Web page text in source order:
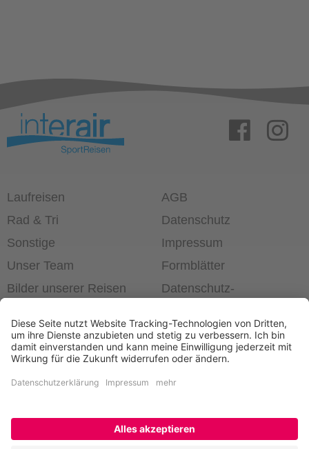
Laufreisen
Rad & Tri
Sonstige
Unser Team
Bilder unserer Reisen
AGB
Datenschutz
Impressum
Formblätter
Datenschutz­
Laufend die Welt erleben! ®